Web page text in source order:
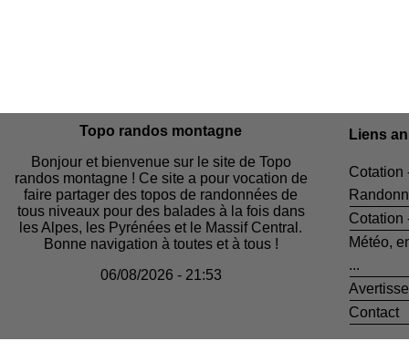
Topo randos montagne
Bonjour et bienvenue sur le site de Topo
randos montagne ! Ce site a pour vocation de
faire partager des topos de randonnées de
tous niveaux pour des balades à la fois dans
les Alpes, les Pyrénées et le Massif Central.
Bonne navigation à toutes et à tous !
06/08/2026 - 21:53
Liens
Cotation
Cotation
Météo,
...
Contact